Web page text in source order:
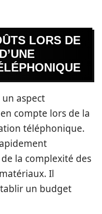
LORS DE
aspect
compte lors de la
téléphonique.
la complexité des
Il
un budget